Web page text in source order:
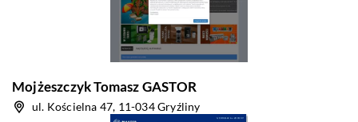
Mojżeszczyk Tomasz GASTOR
ul. Kościelna 47, 11-034 Gryźliny